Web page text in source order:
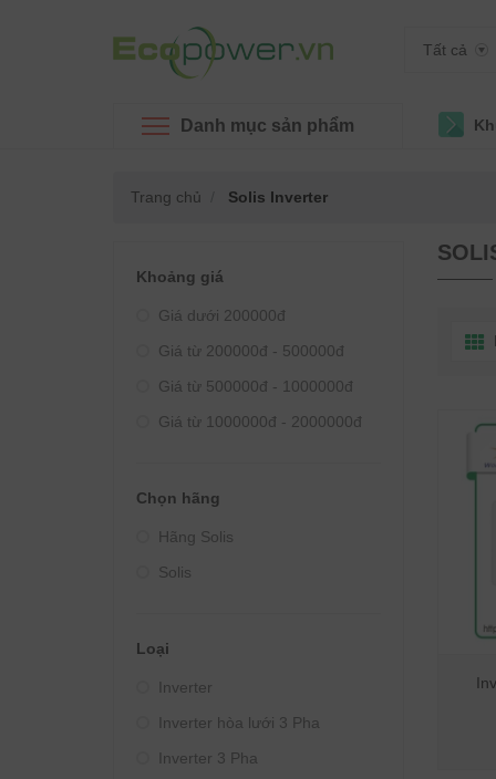
Tất cả
Danh mục sản phẩm
Trang chủ Solis Inverter
Khoảng giá
Giá dưới 200000đ
Giá từ 200000đ - 500000đ
Giá từ 500000đ - 1000000đ
Giá từ 1000000đ - 2000000đ
Giá từ 3000000đ - 4000000đ
Giá từ 4000000đ - 5000000đ
Giá từ 5000000đ - 10000000đ
Chọn hãng
Hãng Solis
Solis
Loại
Inverter
Inverter hòa lưới 3 Pha
Inverter 3 Pha